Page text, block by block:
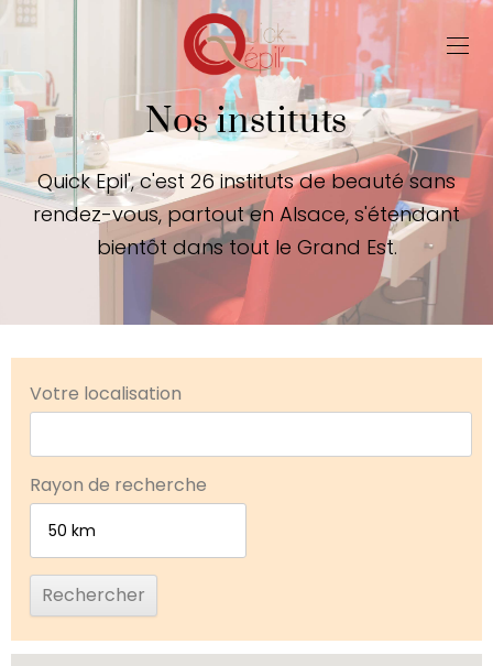
Nos instituts
Quick Epil', c'est 26 instituts de beauté sans
rendez-vous, partout en Alsace, s'étendant
bientôt dans tout le Grand Est.
Votre localisation
Rayon de recherche